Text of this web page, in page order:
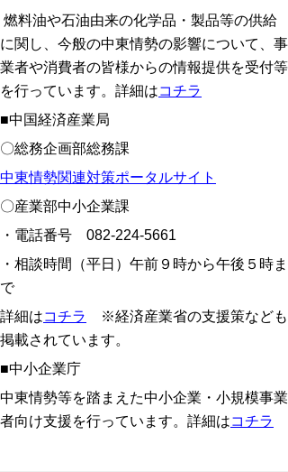
燃料油や石油由来の化学品・製品等の供給
に関し、今般の中東情勢の影響について、事
業者や消費者の皆様からの情報提供を受付等
を行っています。詳細はコチラ
■中国経済産業局
〇総務企画部総務課
中東情勢関連対策ポータルサイト
〇産業部中小企業課
・電話番号 082-224-5661
・相談時間（平日）午前９時から午後５時ま
で
詳細はコチラ
※経済産業省の支援策なども
掲載されています。
■中小企業庁
中東情勢等を踏まえた中小企業・小規模事業
者向け支援を行っています。詳細はコチラ